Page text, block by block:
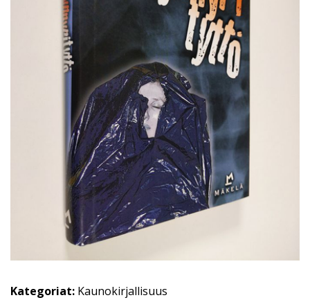
Kategoriat: Kaunokirjallisuus